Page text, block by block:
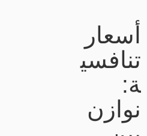
أسعار
تنافسي
ة:
نوازن